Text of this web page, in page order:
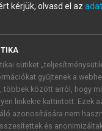
apróbaidőszak
FIÓKKAL
hozzáférés
kérjük, olvasd el az
sütiket
gyűjtenek a
többek között arról, hogy
linkekre kattintott. Ezek
azonosítására nem
és